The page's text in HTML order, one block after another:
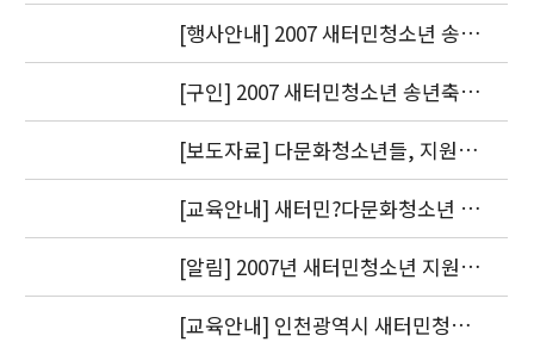
립니다.
[행사안내] 2007 새터민청소년 송년
축제에 초대합니다.
[구인] 2007 새터민청소년 송년축제
자원봉사자 모집
[보도자료] 다문화청소년들, 지원대
상에서 벗어나 변화의 주체로 우뚝서
다
[교육안내] 새터민?다문화청소년 전
문가 양성교육 신청자 모집
[알림] 2007년 새터민청소년 지원기
관 공동협력사업 최종보고서 제출(
정산 증빙서류 첨부 수정)
[교육안내] 인천광역시 새터민청소